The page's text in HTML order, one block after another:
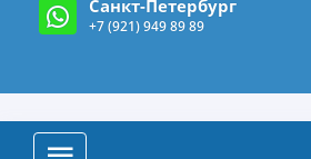
Санкт-Петербург
+7 (921) 949 89 89